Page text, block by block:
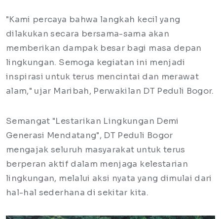
"Kami percaya bahwa langkah kecil yang
dilakukan secara bersama-sama akan
memberikan dampak besar bagi masa depan
lingkungan. Semoga kegiatan ini menjadi
inspirasi untuk terus mencintai dan merawat
alam," ujar Maribah, Perwakilan DT Peduli Bogor.
Semangat "Lestarikan Lingkungan Demi
Generasi Mendatang", DT Peduli Bogor
mengajak seluruh masyarakat untuk terus
berperan aktif dalam menjaga kelestarian
lingkungan, melalui aksi nyata yang dimulai dari
hal-hal sederhana di sekitar kita.